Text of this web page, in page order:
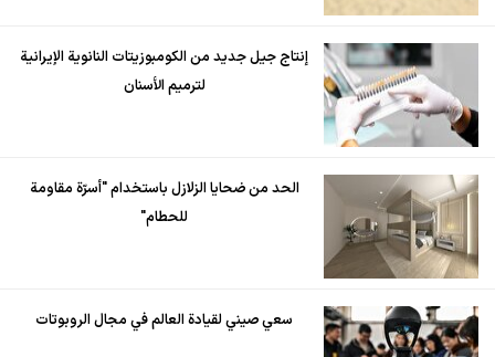
إنتاج جيل جديد من الكومبوزيتات النانوية الإيرانية
لترميم الأسنان
الحد من ضحايا الزلازل باستخدام "أسرّة مقاومة
للحطام"
سعي صيني لقيادة العالم في مجال الروبوتات